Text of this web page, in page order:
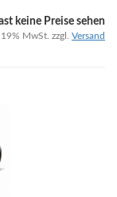
keine Preise sehen
MwSt. zzgl. Versand